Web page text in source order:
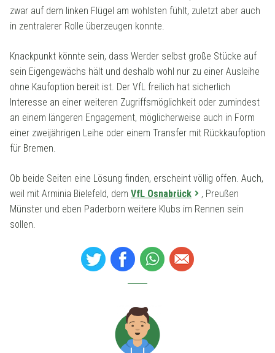
zwar auf dem linken Flügel am wohlsten fühlt, zuletzt aber auch
in zentralerer Rolle überzeugen konnte.
Knackpunkt könnte sein, dass Werder selbst große Stücke auf
sein Eigengewächs hält und deshalb wohl nur zu einer Ausleihe
ohne Kaufoption bereit ist. Der VfL freilich hat sicherlich
Interesse an einer weiteren Zugriffsmöglichkeit oder zumindest
an einem längeren Engagement, möglicherweise auch in Form
einer zweijährigen Leihe oder einem Transfer mit Rückkaufoption
für Bremen.
Ob beide Seiten eine Lösung finden, erscheint völlig offen. Auch,
weil mit Arminia Bielefeld, dem VfL Osnabrück
, Preußen
Münster und eben Paderborn weitere Klubs im Rennen sein
sollen.